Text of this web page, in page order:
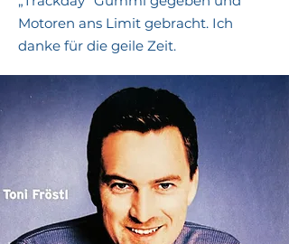
Motoren ans Limit gebracht. Ich
danke für die geile Zeit.